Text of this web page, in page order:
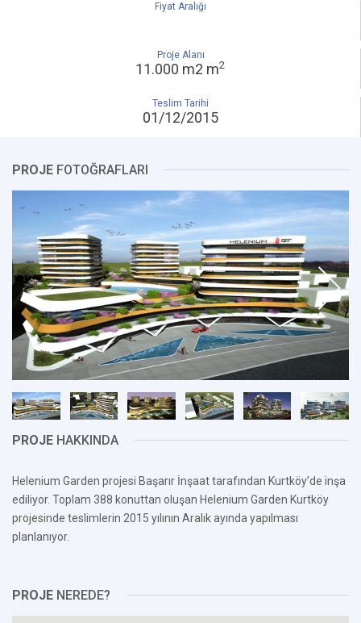
Fiyat Aralığı
Proje Alanı
11.000 m2 m2
Teslim Tarihi
01/12/2015
PROJE FOTOĞRAFLARI
PROJE HAKKINDA
Helenium Garden projesi Başarır İnşaat tarafından Kurtköy’de inşa
ediliyor. Toplam 388 konuttan oluşan Helenium Garden Kurtköy
projesinde teslimlerin 2015 yılının Aralık ayında yapılması
planlanıyor.
PROJE NEREDE?